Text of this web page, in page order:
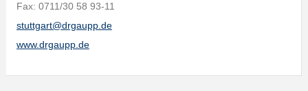
Fax: 0711/30 58 93-11
stuttgart@drgaupp.de
www.drgaupp.de